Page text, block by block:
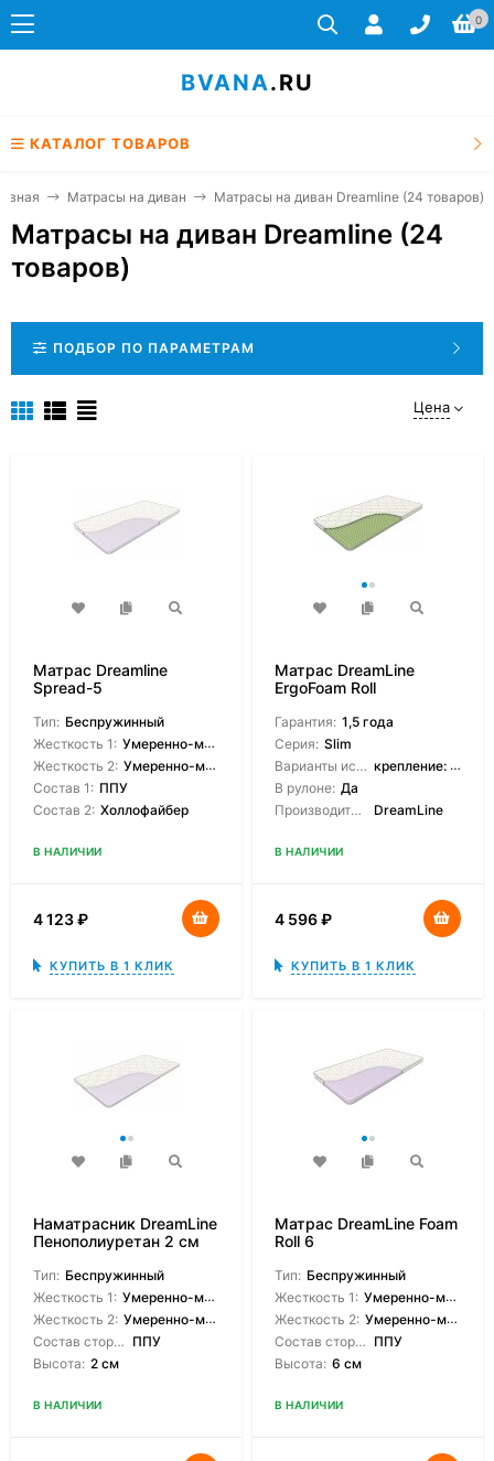
0
BVANA.RU
КАТАЛОГ ТОВАРОВ
Матрасы на диван Матрасы на диван Dreamline (24 товаров)
Матрасы на диван Dreamline (24
товаров)
ПОДБОР ПО ПАРАМЕТРАМ
Цена
Матрас Dreamline
Spread-5
Тип: Беспружинный
Жесткость 1: Умеренно-мягкая
Жесткость 2: Умеренно-мягкая
Состав 1: ППУ
Состав 2: Холлофайбер
В НАЛИЧИИ
4 123₽
КУПИТЬ В 1 КЛИК
Матрас DreamLine
ErgoFoam Roll
Гарантия: 1,5 года
Серия: Slim
Варианты исполнения: крепление: резинки/крепление: липучки/без креплений
В рулоне: Да
Производитель:
DreamLine
В НАЛИЧИИ
4 596₽
КУПИТЬ В 1 КЛИК
Наматрасник DreamLine
Пенополиуретан 2 см
Тип: Беспружинный
Жесткость 1: Умеренно-мягкая
Жесткость 2: Умеренно-мягкая
Состав сторон: ППУ
Высота: 2 см
В НАЛИЧИИ
Матрас DreamLine Foam
Roll 6
Тип: Беспружинный
Жесткость 1: Умеренно-мягкая
Жесткость 2: Умеренно-мягкая
Состав сторон: ППУ
Высота: 6 см
В НАЛИЧИИ